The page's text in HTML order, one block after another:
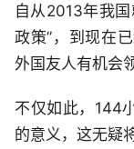
自从2013年我
政策”，到现在
外国友人有机会
不仅如此，144
的意义，这无疑